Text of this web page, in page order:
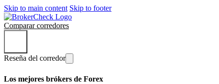
Skip to main content Skip to footer
Comparar corredores
Reseña del corredor
Los mejores brókers de Forex